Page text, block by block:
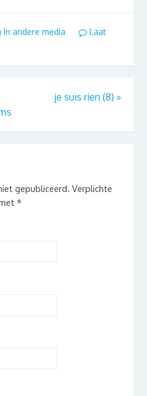
In andere media
Laat
je suis rien (8) »
gepubliceerd. Verplichte
*